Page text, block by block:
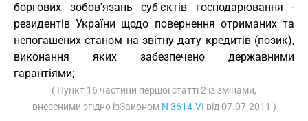
боргових зобов'язань суб'єктів господарювання -
резидентів України щодо повернення отриманих та
непогашених станом на звітну дату кредитів (позик),
виконання яких забезпечено державними
гарантіями;
( Пункт 16 частини першої статті 2 із змінами,
внесеними згідно ізЗаконом N 3614-VI від 07.07.2011 )